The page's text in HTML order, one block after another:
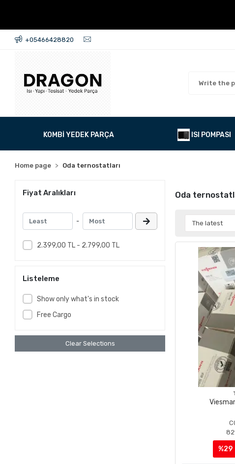
+05466428820
KOMBİ YEDEK PARÇA ISI POMPASI
Home page Oda ternostatları
Fiyat Aralıkları
-
2.399,00 TL - 2.799,00 TL
Listeleme
Show only what's in stock
Free Cargo
Clear Selections
Oda
%29